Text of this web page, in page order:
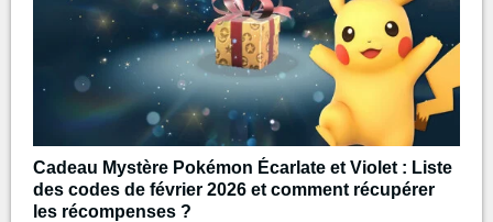
Cadeau Mystère Pokémon Écarlate et Violet : Liste
des codes de février 2026 et comment récupérer
les récompenses ?